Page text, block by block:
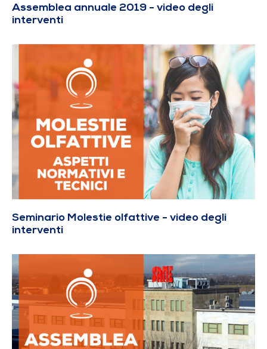
Assemblea annuale 2019 - video degli
interventi
Seminario Molestie olfattive - video degli
interventi